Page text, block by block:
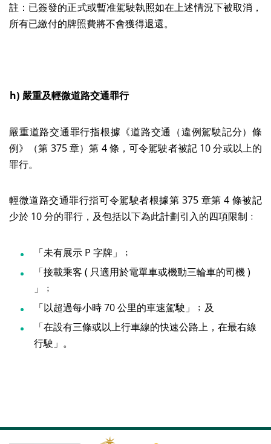
註：已簽發的正式或暫准駕駛執照如在上述情況下被取消，
所有已繳付的牌照費將不會獲得退還。
h) 嚴重及輕微道路交通罪行
嚴重道路交通罪行指根據《道路交通（違例駕駛記分）條
例》（第 375 章）第 4 條，可令駕駛者被記 10 分或以上的
罪行。
輕微道路交通罪行指可令駕駛者根據第 375 章第 4 條被記
少於 10 分的罪行，及包括以下為此計劃引入的四項限制﹕
「未有展示 P 字牌」﹔
「接載乘客 ( 只適用於電單車或機動三輪車的司機 )
」﹔
「以超過每小時 70 公里的車速駕駛」﹔及
「在設有三條或以上行車線的快速公路上，在最右線
行駛」。